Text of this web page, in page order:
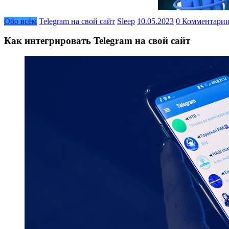
Обо всём Telegram на свой сайт Sleep 10.05.2023 0
Как интегрировать Telegram на свой сайт